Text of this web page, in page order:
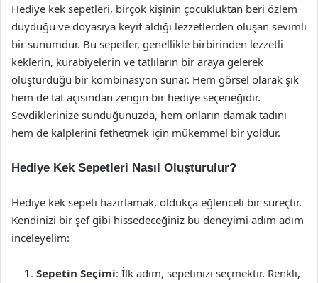
Hediye kek sepetleri, birçok kişinin çocukluktan beri özlem
duyduğu ve doyasıya keyif aldığı lezzetlerden oluşan sevimli
bir sunumdur. Bu sepetler, genellikle birbirinden lezzetli
keklerin, kurabiyelerin ve tatlıların bir araya gelerek
oluşturduğu bir kombinasyon sunar. Hem görsel olarak şık
hem de tat açısından zengin bir hediye seçeneğidir.
Sevdiklerinize sunduğunuzda, hem onların damak tadını
hem de kalplerini fethetmek için mükemmel bir yoldur.
Hediye Kek Sepetleri Nasıl Oluşturulur?
Hediye kek sepeti hazırlamak, oldukça eğlenceli bir süreçtir.
Kendinizi bir şef gibi hissedeceğiniz bu deneyimi adım adım
inceleyelim:
Sepetin Seçimi: İlk adım, sepetinizi seçmektir. Renkli,